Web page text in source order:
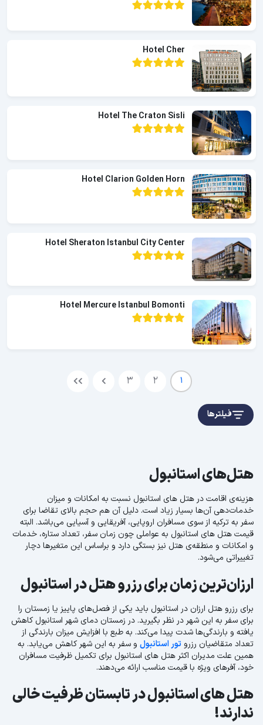
Hotel Cher
Hotel The Craton Sisli
Hotel Clarion Golden Horn
Hotel Sheraton Istanbul City Center
Hotel Mercure Istanbul Bomonti
1
2
3
فیلترها
هتل‌های استانبول
هزینه‌ی اقامت در هتل های استانبول نسبت به امکانات و میزان
خدمات‌دهی آن‌ها بسیار زیاد است. دلیل آن هم حجم بالای تقاضا برای
سفر به ترکیه از سوی مسافران اروپایی، آفریقایی و آسیایی می‌باشد. البته
قیمت هتل های استانبول به عواملی چون زمان سفر، تعداد ستاره، خدمات
و امکانات و منطقه‌ی هتل نیز بستگی دارد و براساس این متغیرها دچار
تغییراتی می‌شود.
ارزان‌ترین زمان برای رزرو هتل در استانبول
برای رزرو هتل ارزان در استانبول باید یکی از فصل‌های پاییز یا زمستان را
برای سفر به این شهر در نظر بگیرید. در زمستان دمای شهر استانبول کاهش
یافته و بارندگی‌ها شدت پیدا می‌کند. به طبع با افزایش میزان بارندگی از
تعداد متقاضیان رزرو تور استانبول و سفر به این شهر کاهش می‌یابد. به
همین علت مدیران اکثر هتل های استانبول برای تکمیل ظرفیت مسافران
خود، آفرهای ویژه با قیمت مناسب ارائه می‌دهند.
هتل های استانبول در تابستان ظرفیت خالی
ندارند!